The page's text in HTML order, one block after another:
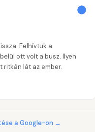
Felhívtuk a
ott volt a busz. Ilyen
lát az ember.
a Google-on →